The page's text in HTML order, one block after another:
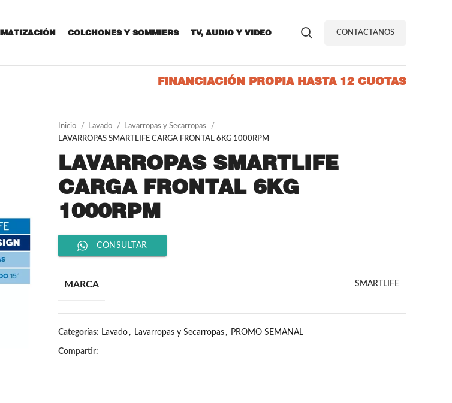
COLCHONES Y SOMMIERS TV, AUDIO Y VIDEO CONTACTANOS
FINANCIACIÓN PROPIA HASTA 12 CUOTAS
Inicio Lavado
Lavarropas y Secarropas
LAVARROPAS SMARTLIFE CARGA FRONTAL 6KG 1000RPM
LAVARROPAS SMARTLIFE
CARGA FRONTAL 6KG
1000RPM
CONSULTAR
MARCA SMARTLIFE
Categorías: Lavado, Lavarropas y Secarropas, PROMO SEMANAL
Compartir: